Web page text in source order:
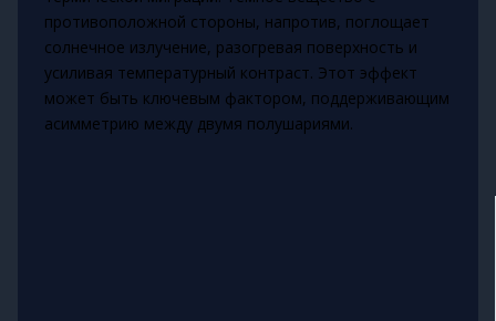
противоположной стороны, напротив, поглощает
солнечное излучение, разогревая поверхность и
усиливая температурный контраст. Этот эффект
может быть ключевым фактором, поддерживающим
асимметрию между двумя полушариями.